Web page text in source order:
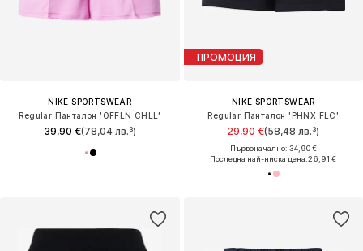
NIKE SPORTSWEAR
Regular Панталон 'OFFLN CHLL'
39,90 €(78,04 лв.³)
ПРОМОЦИЯ
NIKE SPORTSWEAR
Regular Панталон 'PHNX FLC'
29,90 €(58,48 лв.³)
Първоначално: 34,90 €
Последна най-ниска цена:26,91 €